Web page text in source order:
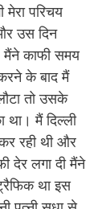
परिचय
उस दिन
मैंने काफी समय
के बाद मैं
तो उसके
था। मैं दिल्ली
रही थी और
देर लगा दी मैंने
था इस